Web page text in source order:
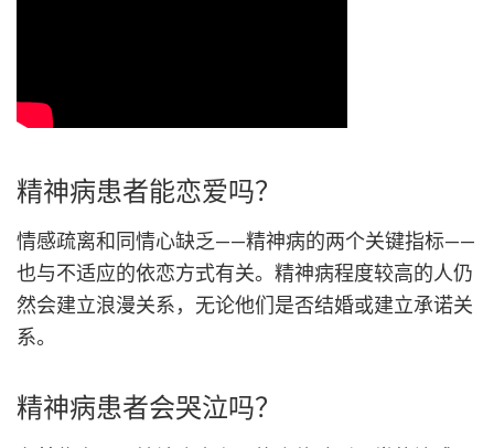
精神病患者能恋爱吗？
情感疏离和同情心缺乏——精神病的两个关键指标——
也与不适应的依恋方式有关。精神病程度较高的人仍
然会建立浪漫关系，无论他们是否结婚或建立承诺关
系。
精神病患者会哭泣吗？